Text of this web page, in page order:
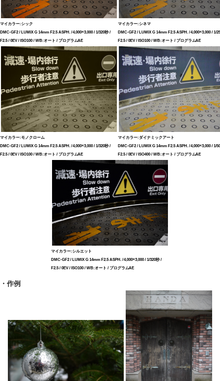
マイカラー:シック
DMC-GF2 / LUMIX G 14mm F2.5 ASPH. / 4,000×3,000 / 1/320秒 /
F2.5 / 0EV / ISO100 / WB:オート / プログラムAE
マイカラー:シネマ
DMC-GF2 / LUMIX G 14mm F2.5 ASPH. / 4,000×3,000 / 1/
F2.5 / 0EV / ISO100 / WB:オート / プログラムAE
マイカラー:モノクローム
DMC-GF2 / LUMIX G 14mm F2.5 ASPH. / 4,000×3,000 / 1/320秒 /
F2.5 / 0EV / ISO100 / WB:オート / プログラムAE
マイカラー:ダイナミックアート
DMC-GF2 / LUMIX G 14mm F2.5 ASPH. / 4,000×3,000 / 1/
F2.5 / 0EV / ISO400 / WB:オート / プログラムAE
マイカラー:シルエット
DMC-GF2 / LUMIX G 14mm F2.5 ASPH. / 4,000×3,000 / 1/320秒 /
F2.5 / 0EV / ISO100 / WB:オート / プログラムAE
・作例